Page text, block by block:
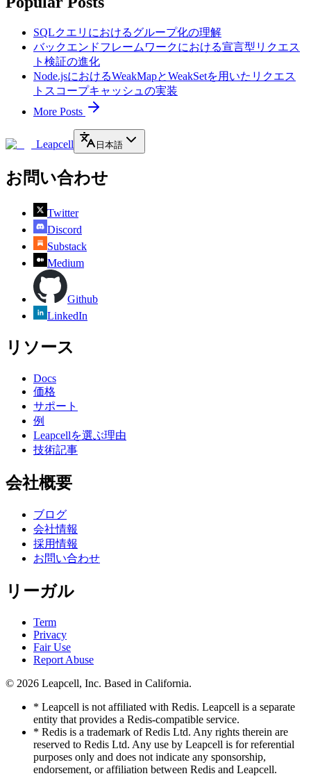
SQLクエリにおけるグループ化の理解
バックエンドフレームワークにおける宣言型リクエス
ト検証の進化
Node.jsにおけるWeakMapとWeakSetを用いたリクエス
トスコープキャッシュの実装
More Posts
Leapcell 日本語
お問い合わせ
Twitter
Discord
Substack
Medium
Github
LinkedIn
リソース
Docs
価格
サポート
例
Leapcellを選ぶ理由
技術記事
会社概要
ブログ
会社情報
採用情報
お問い合わせ
リーガル
Term
Privacy
Fair Use
Report Abuse
© 2026 Leapcell, Inc. Based in California.
* Leapcell is not affiliated with Redis. Leapcell is a separate
entity that provides a Redis-compatible service.
* Redis is a trademark of Redis Ltd. Any rights therein are
reserved to Redis Ltd. Any use by Leapcell is for referential
purposes only and does not indicate any sponsorship,
endorsement, or affiliation between Redis and Leapcell.